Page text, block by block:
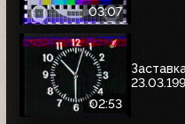
03:07
02:53